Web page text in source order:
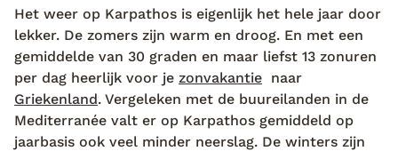
Het weer op Karpathos is eigenlijk het hele jaar door
lekker. De zomers zijn warm en droog. En met een
gemiddelde van 30 graden en maar liefst 13 zonuren
per dag heerlijk voor je zonvakantie naar
Griekenland. Vergeleken met de buureilanden in de
Mediterranée valt er op Karpathos gemiddeld op
jaarbasis ook veel minder neerslag. De winters zijn